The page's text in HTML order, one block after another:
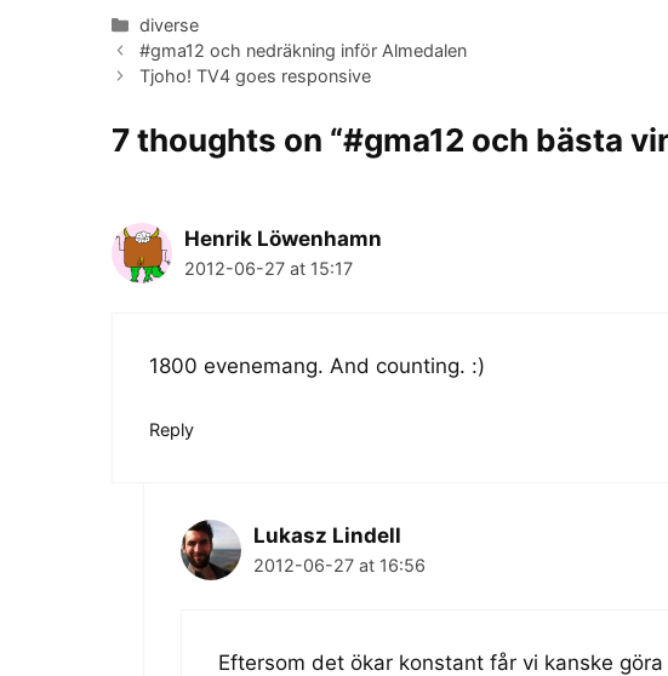
Categories
diverse
#gma12 och nedräkning inför Almedalen
Tjoho! TV4 goes responsive
7 thoughts on “#gma12 och bästa
Henrik Löwenhamn
2012-06-27 at 15:17
1800 evenemang. And counting. :)
Reply
Lukasz Lindell
2012-06-27 at 16:56
Eftersom det ökar konstant får vi kanske